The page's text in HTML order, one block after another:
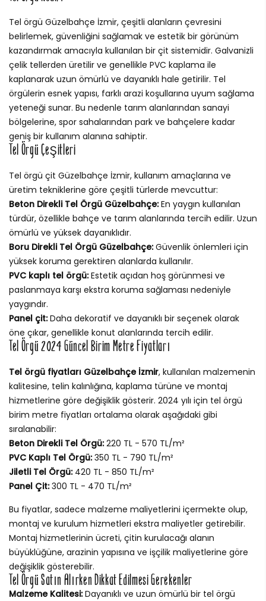
Tel örgü Güzelbahçe İzmir, çeşitli alanların çevresini
belirlemek, güvenliğini sağlamak ve estetik bir görünüm
kazandırmak amacıyla kullanılan bir çit sistemidir. Galvanizli
çelik tellerden üretilir ve genellikle PVC kaplama ile
kaplanarak uzun ömürlü ve dayanıklı hale getirilir. Tel
örgülerin esnek yapısı, farklı arazi koşullarına uyum sağlama
yeteneği sunar. Bu nedenle tarım alanlarından sanayi
bölgelerine, spor sahalarından park ve bahçelere kadar
geniş bir kullanım alanına sahiptir.
Tel Örgü Çeşitleri
Tel örgü çit Güzelbahçe İzmir, kullanım amaçlarına ve
üretim tekniklerine göre çeşitli türlerde mevcuttur:
Beton Direkli Tel Örgü Güzelbahçe:En yaygın kullanılan
türdür, özellikle bahçe ve tarım alanlarında tercih edilir. Uzun
ömürlü ve yüksek dayanıklıdır.
Boru Direkli Tel Örgü Güzelbahçe:Güvenlik önlemleri için
yüksek koruma gerektiren alanlarda kullanılır.
PVC kaplı tel örgü:Estetik açıdan hoş görünmesi ve
paslanmaya karşı ekstra koruma sağlaması nedeniyle
yaygındır.
Panel çit:Daha dekoratif ve dayanıklı bir seçenek olarak
öne çıkar, genellikle konut alanlarında tercih edilir.
Tel Örgü 2024 Güncel Birim Metre Fiyatları
Tel örgü fiyatları Güzelbahçe İzmir, kullanılan malzemenin
kalitesine, telin kalınlığına, kaplama türüne ve montaj
hizmetlerine göre değişiklik gösterir. 2024 yılı için tel örgü
birim metre fiyatları ortalama olarak aşağıdaki gibi
sıralanabilir:
Beton Direkli Tel Örgü:220 TL - 570 TL/m²
PVC Kaplı Tel Örgü:350 TL - 790 TL/m²
Jiletli Tel Örgü:420 TL - 850 TL/m²
Panel Çit:300 TL - 470 TL/m²
Bu fiyatlar, sadece malzeme maliyetlerini içermekte olup,
montaj ve kurulum hizmetleri ekstra maliyetler getirebilir.
Montaj hizmetlerinin ücreti, çitin kurulacağı alanın
büyüklüğüne, arazinin yapısına ve işçilik maliyetlerine göre
değişiklik gösterebilir.
Tel Örgü Satın Alırken Dikkat Edilmesi Gerekenler
Malzeme Kalitesi:Dayanıklı ve uzun ömürlü bir tel örgü